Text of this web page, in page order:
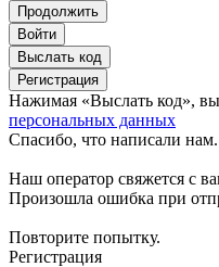
Продолжить
Войти
Выслать код
Регистрация
Нажимая «Выслать код», вы
персональных данных
Спасибо, что написали нам.
Наш оператор свяжется с
Произошла ошибка при
Повторите попытку.
Регистрация